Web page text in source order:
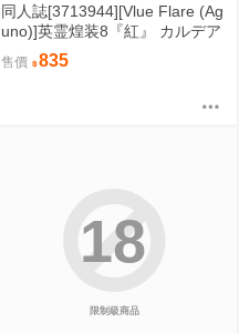
同人誌[3713944][Vlue Flare (Ag
uno)]英霊煌装8『紅』 カルデア
チャイナドレスコレクション (F
ate/FGO)
售價 835
限制級商品
18